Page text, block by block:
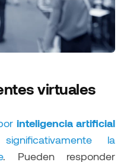
virtuales
inteligencia artificial
la
. Pueden responder